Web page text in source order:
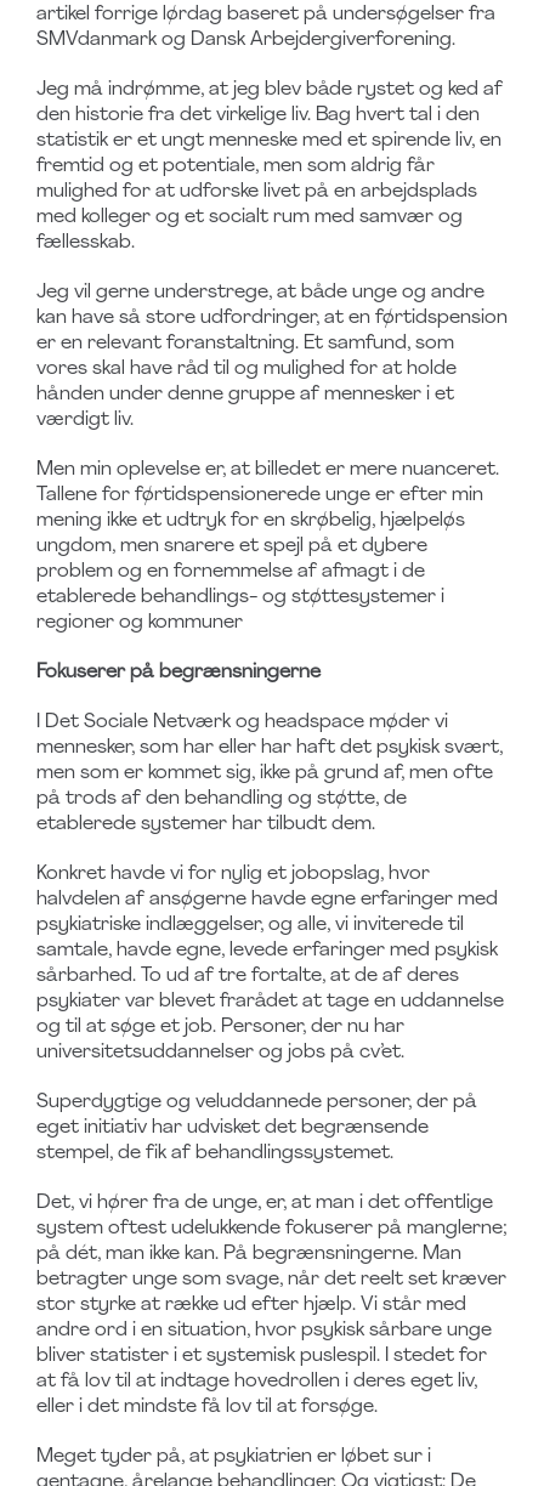
artikel forrige lørdag baseret på undersøgelser fra
SMVdanmark og Dansk Arbejdergiverforening.
Jeg må indrømme, at jeg blev både rystet og ked af
den historie fra det virkelige liv. Bag hvert tal i den
statistik er et ungt menneske med et spirende liv, en
fremtid og et potentiale, men som aldrig får
mulighed for at udforske livet på en arbejdsplads
med kolleger og et socialt rum med samvær og
fællesskab.
Jeg vil gerne understrege, at både unge og andre
kan have så store udfordringer, at en førtidspension
er en relevant foranstaltning. Et samfund, som
vores skal have råd til og mulighed for at holde
hånden under denne gruppe af mennesker i et
værdigt liv.
Men min oplevelse er, at billedet er mere nuanceret.
Tallene for førtidspensionerede unge er efter min
mening ikke et udtryk for en skrøbelig, hjælpeløs
ungdom, men snarere et spejl på et dybere
problem og en fornemmelse af afmagt i de
etablerede behandlings- og støttesystemer i
regioner og kommuner
Fokuserer på begrænsningerne
I Det Sociale Netværk og headspace møder vi
mennesker, som har eller har haft det psykisk svært,
men som er kommet sig, ikke på grund af, men ofte
på trods af den behandling og støtte, de
etablerede systemer har tilbudt dem.
Konkret havde vi for nylig et jobopslag, hvor
halvdelen af ansøgerne havde egne erfaringer med
psykiatriske indlæggelser, og alle, vi inviterede til
samtale, havde egne, levede erfaringer med psykisk
sårbarhed. To ud af tre fortalte, at de af deres
psykiater var blevet frarådet at tage en uddannelse
og til at søge et job. Personer, der nu har
universitetsuddannelser og jobs på cv’et.
Superdygtige og veluddannede personer, der på
eget initiativ har udvisket det begrænsende
stempel, de fik af behandlingssystemet.
Det, vi hører fra de unge, er, at man i det offentlige
system oftest udelukkende fokuserer på manglerne;
på dét, man ikke kan. På begrænsningerne. Man
betragter unge som svage, når det reelt set kræver
stor styrke at række ud efter hjælp. Vi står med
andre ord i en situation, hvor psykisk sårbare unge
bliver statister i et systemisk puslespil. I stedet for
at få lov til at indtage hovedrollen i deres eget liv,
eller i det mindste få lov til at forsøge.
Meget tyder på, at psykiatrien er løbet sur i